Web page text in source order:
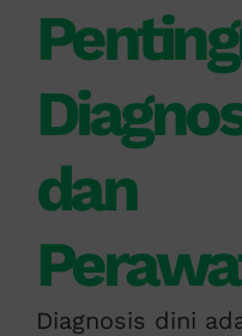
dan
Diagnosis dini